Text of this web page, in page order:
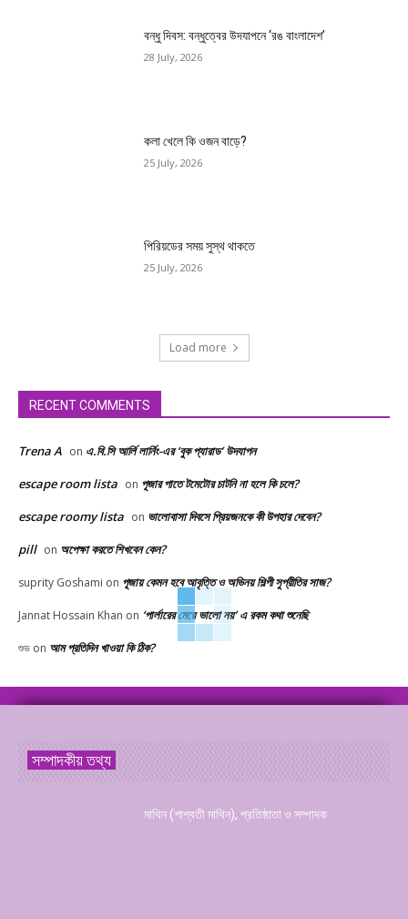
বন্ধু দিবস: বন্ধুত্বের উদযাপনে ‘রঙ বাংলাদেশ’
28 July, 2026
কলা খেলে কি ওজন বাড়ে?
25 July, 2026
পিরিয়ডের সময় সুস্থ থাকতে
25 July, 2026
Load more
RECENT COMMENTS
Trena A on এ.বি.সি আর্লি লার্নিং-এর ‘বুক প্যারাড’ উদযাপন
escape room lista on পূজার পাতে টমেটোর চাটনি না হলে কি চলে?
escape roomy lista on ভালোবাসা দিবসে প্রিয়জনকে কী উপহার দেবেন?
pill on অপেক্ষা করতে শিখবেন কেন?
suprity Goshami on পূজায় কেমন হবে আবৃত্তি ও অভিনয় শিল্পী সুপ্রীতির সাজ?
Jannat Hossain Khan on ‘পার্লারের মেয়ে ভালো নয়’ এ রকম কথা শুনেছি
শুভ on আম প্রতিদিন খাওয়া কি ঠিক?
সম্পাদকীয় তথ্য
মাথিন (শাশ্বতী মাথিন), প্রতিষ্ঠাতা ও সম্পাদক